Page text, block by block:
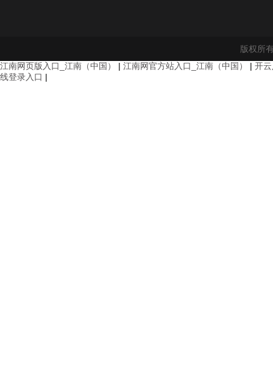
版权所
江南网页版入口_江南（中国）
| 江南网官方站入口_江南（中国） | 开
线登录入口 |